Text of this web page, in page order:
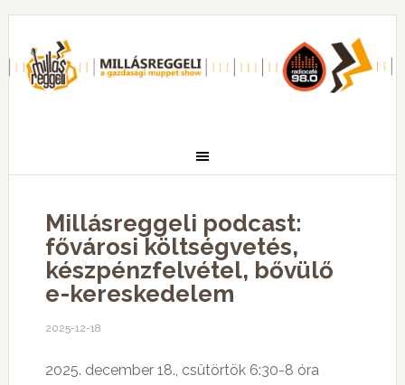
Millásreggeli podcast:
fővárosi költségvetés,
készpénzfelvétel, bővülő
e-kereskedelem
2025-12-18
2025. december 18., csütörtök 6:30-8 óra